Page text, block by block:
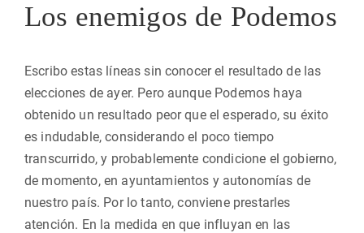
Los enemigos de Podemos
Escribo estas líneas sin conocer el resultado de las
elecciones de ayer. Pero aunque Podemos haya
obtenido un resultado peor que el esperado, su éxito
es indudable, considerando el poco tiempo
transcurrido, y probablemente condicione el gobierno,
de momento, en ayuntamientos y autonomías de
nuestro país. Por lo tanto, conviene prestarles
atención. En la medida en que influyan en las